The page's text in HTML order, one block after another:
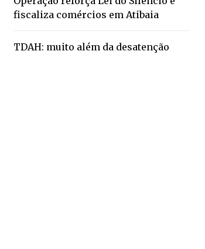
fiscaliza comércios em Atibaia
TDAH: muito além da desatenção